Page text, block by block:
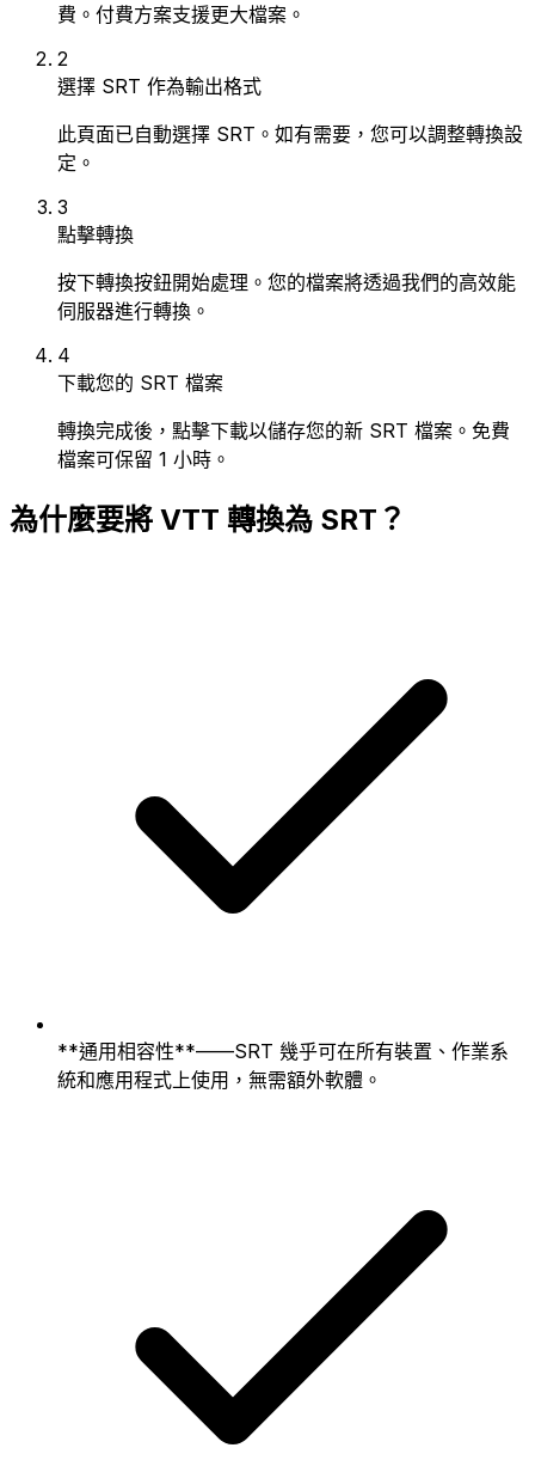
費。付費方案支援更大檔案。
2
選擇 SRT 作為輸出格式
此頁面已自動選擇 SRT。如有需要，您可以調整轉換設
定。
3
點擊轉換
按下轉換按鈕開始處理。您的檔案將透過我們的高效能
伺服器進行轉換。
4
下載您的 SRT 檔案
轉換完成後，點擊下載以儲存您的新 SRT 檔案。免費
檔案可保留 1 小時。
為什麼要將 VTT 轉換為 SRT？
**通用相容性**——SRT 幾乎可在所有裝置、作業系
統和應用程式上使用，無需額外軟體。